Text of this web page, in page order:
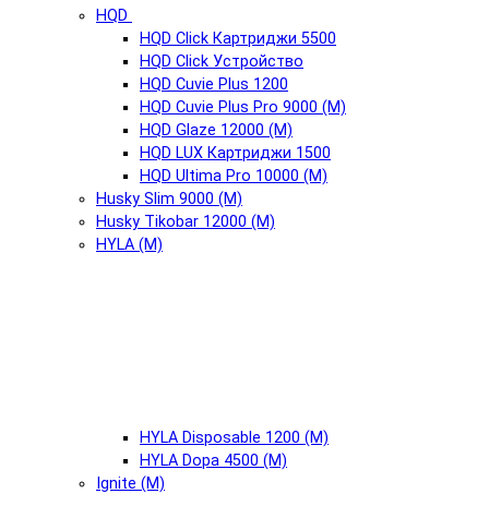
HQD
HQD Click Картриджи 5500
HQD Click Устройство
HQD Cuvie Plus 1200
HQD Cuvie Plus Pro 9000 (М)
HQD Glaze 12000 (М)
HQD LUX Картриджи 1500
HQD Ultima Pro 10000 (М)
Husky Slim 9000 (М)
Husky Tikobar 12000 (М)
HYLA (М)
HYLA Disposable 1200 (М)
HYLA Dopa 4500 (М)
Ignite (М)